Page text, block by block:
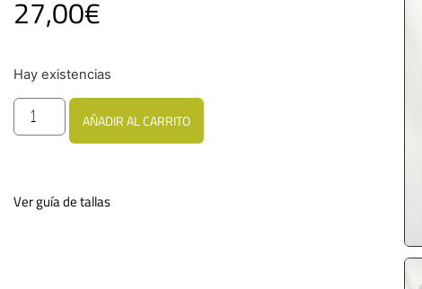
27,00€
Hay existencias
AÑADIR AL CARRITO
Ver guía de tallas